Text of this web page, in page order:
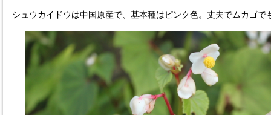
シュウカイドウは中国原産で、基本種はピンク色。丈夫でムカゴで